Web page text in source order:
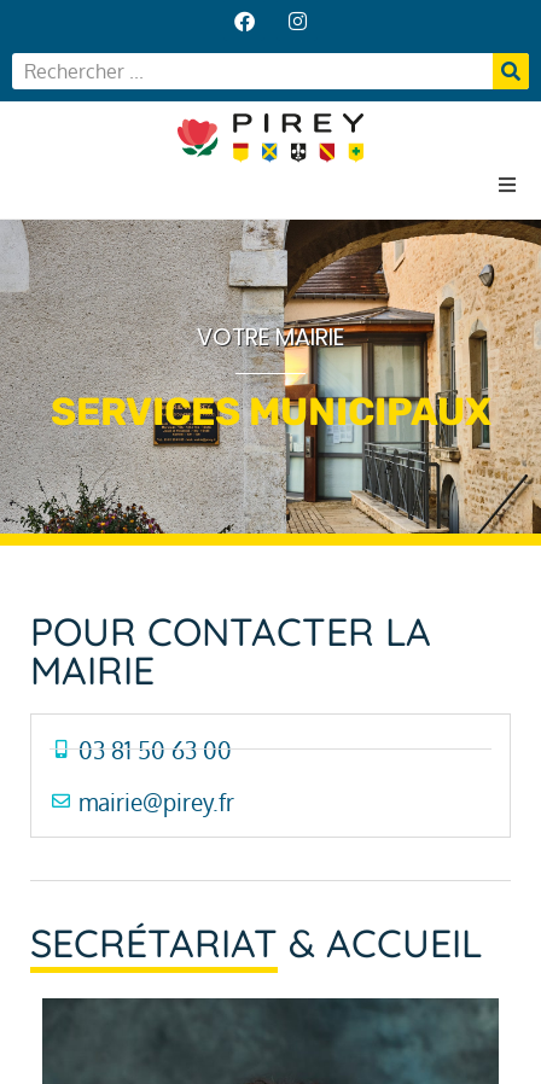
Accueil
Votre Mairie
Vos services
Vie locale
VOTRE MAIRIE
SERVICES MUNICIPAUX
POUR CONTACTER LA
MAIRIE
03 81 50 63 00
mairie@pirey.fr
SECRÉTARIAT & ACCUEIL